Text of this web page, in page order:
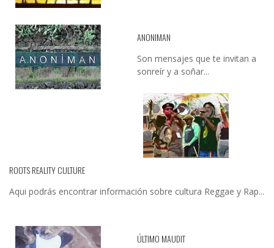
ANONIMAN
Son mensajes que te invitan a
sonreír y a soñar...
ROOTS REALITY CULTURE
Aqui podrás encontrar información sobre cultura Reggae y Rap...
ÚLTIMO MAUDIT